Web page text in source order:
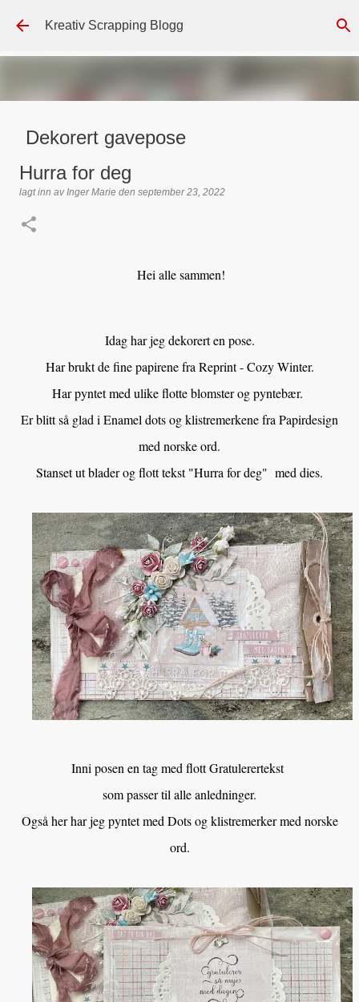
Gå til hovedinnhold
Kreativ Scrapping Blogg
Dekorert gavepose
GAVEPOSE / POSEKORT
Hurra for deg
lagt inn avInger Marie den september 23, 2022
Hei alle sammen!
Idag har jeg dekorert en pose.
Har brukt de fine papirene fra Reprint - Cozy Winter.
Har pyntet med ulike flotte blomster og pyntebær.
Er blitt så glad i Enamel dots og klistremerkene fra Papirdesign
med norske ord.
Stanset ut blader og flott tekst "Hurra for deg" med dies.
Inni posen en tag med flott Gratulerertekst
som passer til alle anledninger.
Også her har jeg pyntet med Dots og klistremerker med norske
ord.